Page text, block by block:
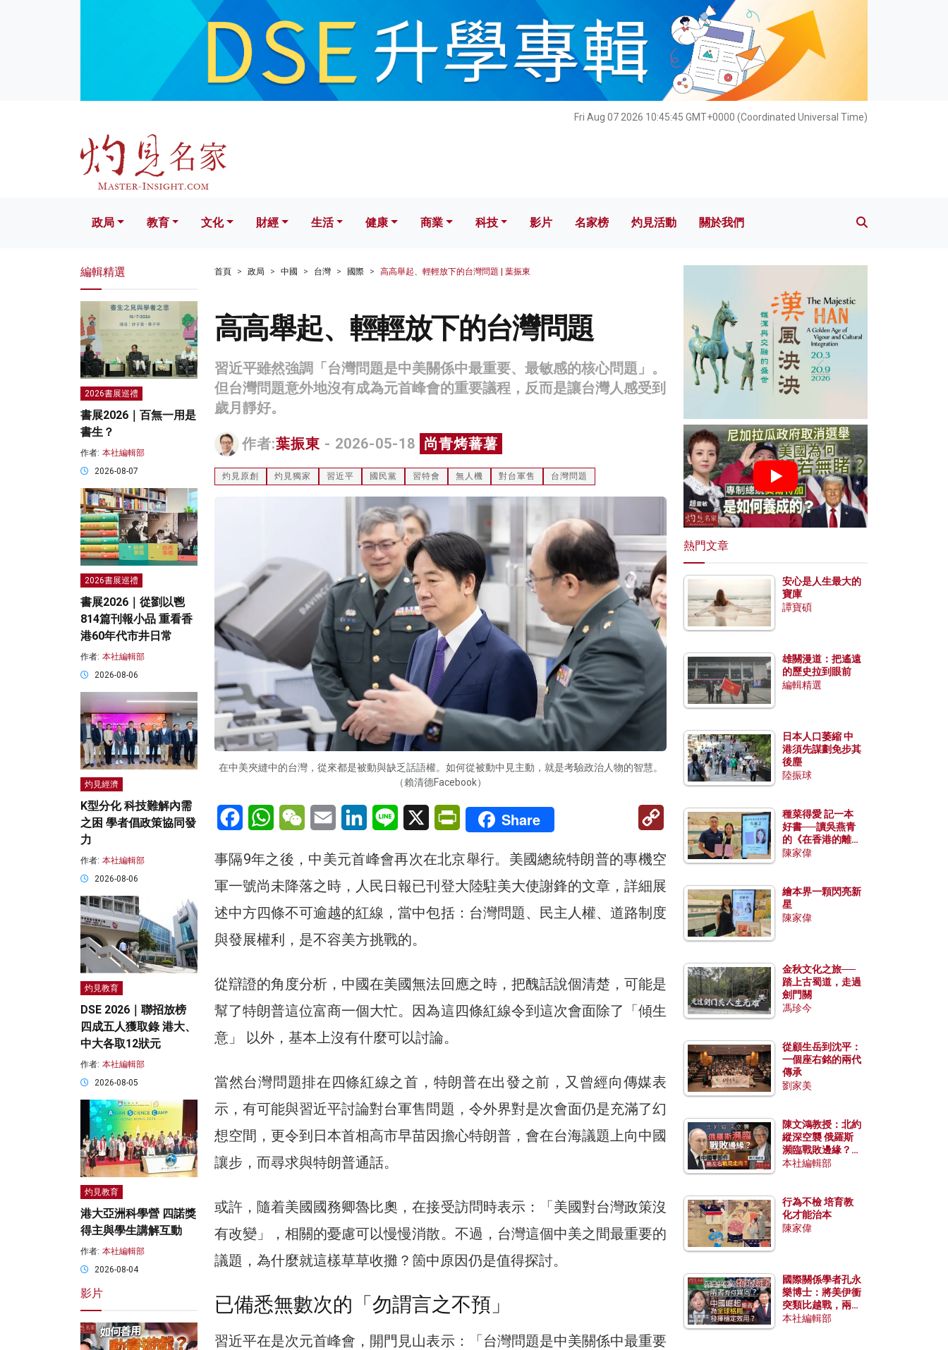
Fri Aug 07 2026 10:45:47 GMT+0000 (Coordinated Universal Time)
文化 財經 生活 健康 科技 影片 名家榜 灼見活動 關於我們
政局 教育 文化 財經 生活 健康 商業 科技 影片 名家榜 灼見活動 關於我們
首頁 政局 中國 台灣 國際 高高舉起、輕輕放下的台灣問題 | 葉振東
高高舉起、輕輕放下的台灣問題
習近平雖然強調「台灣問題是中美關係中最重要、最敏感的核心問題」。
但台灣問題意外地沒有成為元首峰會的重要議程，反而是讓台灣人感受到
歲月靜好。
作者:葉振東 - 2026-05-18 尚青烤蕃薯
灼見原創 灼見獨家 習近平 國民黨 習特會 無人機 對台軍售 台灣問題
在中美夾縫中的台灣，從來都是被動與缺乏話語權。如何從被動中見主動，就是考驗政治人物的智慧。
（賴清德Facebook）
FacebookWhatsAppWeChatEmail LinkedInLine X PrintFriendly
Share
Copy
事隔9年之後，中美元首峰會再次在北京舉行。美國總統特朗普的專機空
軍一號尚未降落之時，人民日報已刊登大陸駐美大使謝鋒的文章，詳細展
述中方四條不可逾越的紅線，當中包括：台灣問題、民主人權、道路制度
與發展權利，是不容美方挑戰的。
從辯證的角度分析，中國在美國無法回應之時，把醜話說個清楚，可能是
幫了特朗普這位富商一個大忙。因為這四條紅線令到這次會面除了「傾生
意」 以外，基本上沒有什麼可以討論。
當然台灣問題排在四條紅線之首，特朗普在出發之前，又曾經向傳媒表
示，有可能與習近平討論對台軍售問題，令外界對是次會面仍是充滿了幻
想空間，更令到日本首相高市早苗因擔心特朗普，會在台海議題上向中國
讓步，而尋求與特朗普通話。
或許，隨着美國國務卿魯比奧，在接受訪問時表示：「美國對台灣政策沒
有改變」，相關的憂慮可以慢慢消散。不過，台灣這個中美之間最重要的
議題，為什麼就這樣草草收攤？箇中原因仍是值得探討。
已備悉無數次的「勿謂言之不預」
習近平在是次元首峰會，開門見山表示：「台灣問題是中美關係中最重要
編輯精選
2026書展巡禮
書展2026｜百無一用是
書生？
作者: 本社編輯部
2026-08-07
2026書展巡禮
書展2026｜從劉以鬯
814篇刊報小品 重看香
港60年代市井日常
作者: 本社編輯部
2026-08-06
灼見經濟
K型分化 科技難解內需
之困 學者倡政策協同發
力
作者: 本社編輯部
2026-08-06
灼見教育
DSE 2026｜聯招放榜
四成五人獲取錄 港大、
中大各取12狀元
作者: 本社編輯部
2026-08-05
灼見教育
港大亞洲科學營 四諾獎
得主與學生講解互動
作者: 本社編輯部
2026-08-04
影片
熱門文章
安心是人生最大的
寶庫
譚寶碩
雄關漫道：把遙遠
的歷史拉到眼前
編輯精選
日本人口萎縮 中
港須先謀劃免步其
後塵
陸振球
種菜得愛 記一本
好書──讀吳燕青
的《在香港的離島
種菜》
陳家偉
繪本界一顆閃亮新
星
陳家偉
金秋文化之旅──
踏上古蜀道，走過
劍門關
馮珍今
從顧生岳到沈平：
一個座右銘的兩代
傳承
劉家美
陳文鴻教授：北約
縱深空襲 俄羅斯
瀕臨戰敗邊緣？中
國零部件能左右戰
本社編輯部
行為不檢 培育教
化才能治本
陳家偉
國際關係學者孔永
樂博士：將美伊衝
突類比越戰，兩者
有何異同？中國崛
本社編輯部